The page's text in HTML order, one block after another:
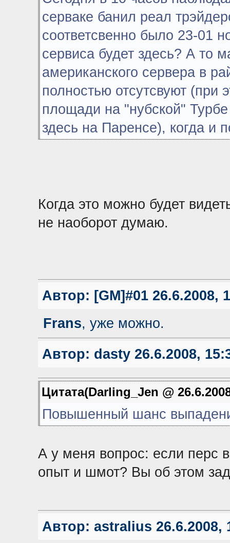
серваке банил реал
соответсвенно было 23-01
сервиса будет здесь? А то
американского сервера в
полностью отсутсвуют (при
площади на "нубской"
здесь на Паренсе), когда и
Когда это можно будет
не наоборот думаю.
Автор: [GM]#0126.6.2008,
Frans, уже можно.
Автор: dasty26.6.2008,
Цитата(Darling_Jen @
Повышенный шанс
А у меня вопрос: если перс
опыт и шмот? Вы об этом
Автор: astralius 26.6.2008,